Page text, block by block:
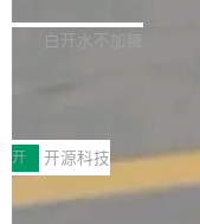
个主 agent 循环，外加
库，并将作为transport
MPComm将作为一种传
ENT，实现零拷贝传输
传输性能最高提升5倍。
白开水不加糖
型案例入选名单》，深
开源 AI 编程平台
创新与落地成效成功入
开 开源科技
深信服AI算力网关入